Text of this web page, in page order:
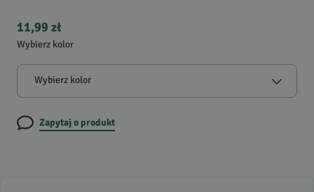
11,99 zł
Wybierz kolor
Wybierz kolor
Zapytaj o produkt